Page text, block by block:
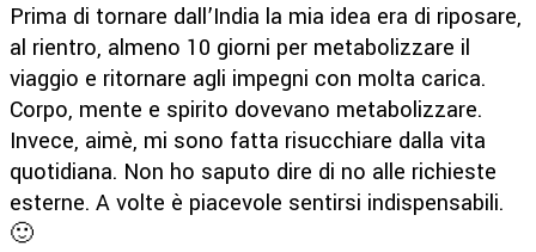
Prima di tornare dall’India la mia idea era di riposare,
al rientro, almeno 10 giorni per metabolizzare il
viaggio e ritornare agli impegni con molta carica.
Corpo, mente e spirito dovevano metabolizzare.
Invece, aimè, mi sono fatta risucchiare dalla vita
quotidiana. Non ho saputo dire di no alle richieste
esterne. A volte è piacevole sentirsi indispensabili.
🙂